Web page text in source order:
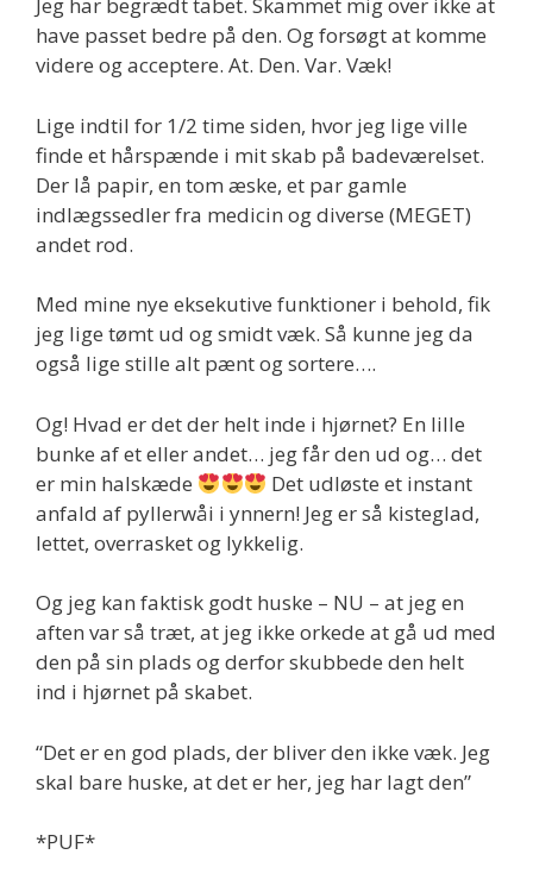
Jeg har begrædt tabet. Skammet mig over ikke at
have passet bedre på den. Og forsøgt at komme
videre og acceptere. At. Den. Var. Væk!
Lige indtil for 1/2 time siden, hvor jeg lige ville
finde et hårspænde i mit skab på badeværelset.
Der lå papir, en tom æske, et par gamle
indlægssedler fra medicin og diverse (MEGET)
andet rod.
Med mine nye eksekutive funktioner i behold, fik
jeg lige tømt ud og smidt væk. Så kunne jeg da
også lige stille alt pænt og sortere….
Og! Hvad er det der helt inde i hjørnet? En lille
bunke af et eller andet… jeg får den ud og… det
er min halskæde
Det udløste et instant
anfald af pyllerwåi i ynnern! Jeg er så kisteglad,
lettet, overrasket og lykkelig.
Og jeg kan faktisk godt huske – NU – at jeg en
aften var så træt, at jeg ikke orkede at gå ud med
den på sin plads og derfor skubbede den helt
ind i hjørnet på skabet.
“Det er en god plads, der bliver den ikke væk. Jeg
skal bare huske, at det er her, jeg har lagt den”
*PUF*